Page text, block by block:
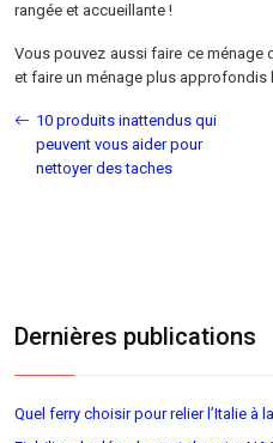
rangée et accueillante !
Vous pouvez aussi faire ce ménage
et faire un ménage plus approfondis
10 produits inattendus qui
peuvent vous aider pour
nettoyer des taches
Dernières publications
Quel ferry choisir pour relier l’Italie à